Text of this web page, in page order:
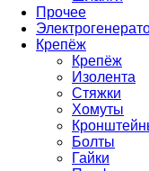
Прочее
Крепёж
Крепёж
Изолента
Стяжки
Хомуты
Болты
Гайки